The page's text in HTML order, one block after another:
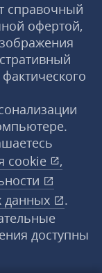
справочный
офертой,
cookie
,
данных
.
доступны